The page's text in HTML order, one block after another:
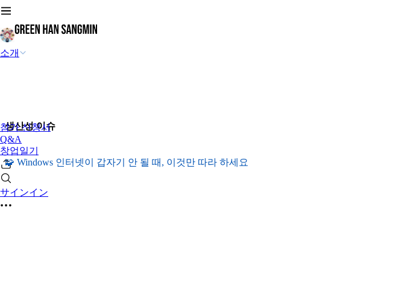
소개
참가 신청서
Q&A
창업일기
サインイン
생산성 이슈
🧩 Windows 인터넷이 갑자기 안 될 때, 이것만 따라 하세요